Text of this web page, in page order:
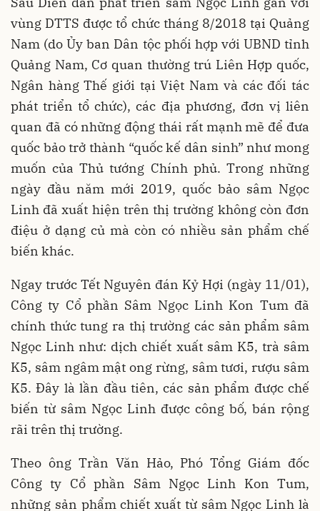
vùng DTTS được tổ chức tháng 8/2018 tại Quảng
Nam (do Ủy ban Dân tộc phối hợp với UBND tỉnh
Quảng Nam, Cơ quan thường trú Liên Hợp quốc,
Ngân hàng Thế giới tại Việt Nam và các đối tác
phát triển tổ chức), các địa phương, đơn vị liên
quan đã có những động thái rất mạnh mẽ để đưa
quốc bảo trở thành “quốc kế dân sinh” như mong
muốn của Thủ tướng Chính phủ. Trong những
ngày đầu năm mới 2019, quốc bảo sâm Ngọc
Linh đã xuất hiện trên thị trường không còn đơn
điệu ở dạng củ mà còn có nhiều sản phẩm chế
biến khác.
Ngay trước Tết Nguyên đán Kỷ Hợi (ngày 11/01),
Công ty Cổ phần Sâm Ngọc Linh Kon Tum đã
chính thức tung ra thị trường các sản phẩm sâm
Ngọc Linh như: dịch chiết xuất sâm K5, trà sâm
K5, sâm ngâm mật ong rừng, sâm tươi, rượu sâm
K5. Đây là lần đầu tiên, các sản phẩm được chế
biến từ sâm Ngọc Linh được công bố, bán rộng
rãi trên thị trường.
Theo ông Trần Văn Hảo, Phó Tổng Giám đốc
Công ty Cổ phần Sâm Ngọc Linh Kon Tum,
những sản phẩm chiết xuất từ sâm Ngọc Linh là